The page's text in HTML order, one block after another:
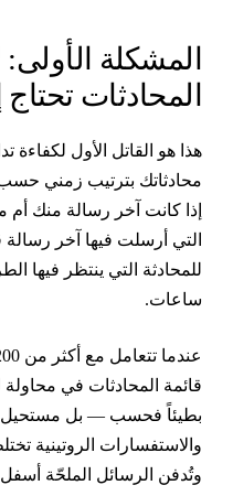
الأولى: لا
تحتاج إلى
بترتيب زمني حسب
كانت آخر رسالة منك أم من
أرسلت فيها آخر رسالة قبل
التي ينتظر فيها الطرف
عندما
المحادثات في محاولة
فحسب — بل مستحيل.
الروتينية تختلط
الرسائل الملحّة أسفل